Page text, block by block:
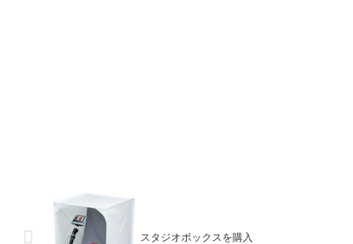
スタジオボックスを購入